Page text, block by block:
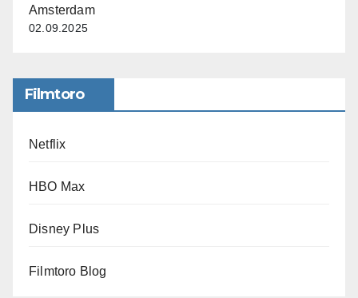
Amsterdam
02.09.2025
Filmtoro
Netflix
HBO Max
Disney Plus
Filmtoro Blog